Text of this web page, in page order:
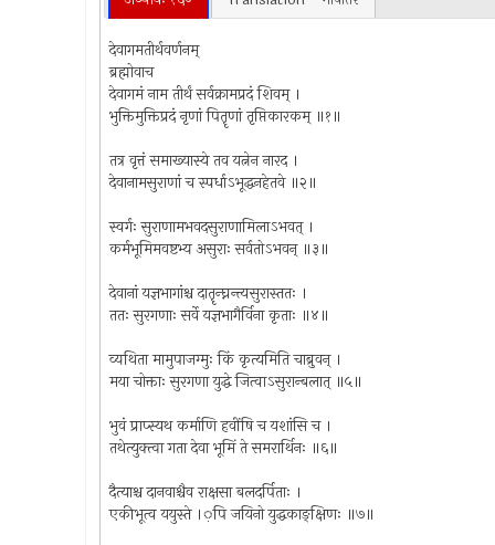
देवागमतीर्थवर्णनम्
ब्रह्मोवाच
देवागमं नाम तीर्थं सर्वक्रामप्रदं शिवम् ।
भुक्तिमुक्तिप्रदं नृणां पितॄणां तृप्तिकारकम् ॥१॥
तत्र वृत्तं समाख्यास्ये तव यत्नेन नारद ।
देवानामसुराणां च स्पर्धाऽभूद्धनहेतवे ॥२॥
स्वर्गः सुराणामभवदसुराणामिलाऽभवत् ।
कर्मभूमिमवष्टभ्य असुराः सर्वतोऽभवन् ॥३॥
देवानां यज्ञभागांश्च दातॄन्घ्नन्त्यसुरास्ततः ।
ततः सुरगणाः सर्वे यज्ञभागैर्विना कृताः ॥४॥
व्यथिता मामुपाजग्मुः किं कृत्यमिति चाब्रुवन् ।
मया चोक्ताः सुरगणा युद्धे जित्वाऽसुरान्बलात् ॥५॥
भुवं प्राप्स्यथ कर्माणि हवींषि च यशांसि च ।
तथेत्युक्त्वा गता देवा भूमिं ते समरार्थिनः ॥६॥
दैत्याश्च दानवाश्चैव राक्षसा बलदर्पिताः ।
एकीभूत्व ययुस्ते ।़पि जयिनो युद्धकाङ्‌क्षिणः ॥७॥